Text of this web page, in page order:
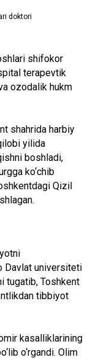
doktori
shifokor
terapevtik
ozodalik hukm
shahrida harbiy
yilida
boshladi,
ko‘chib
Qizil
Davlat universiteti
tugatib, Toshkent
tibbiyot
kasalliklarining
o‘rgandi. Olim